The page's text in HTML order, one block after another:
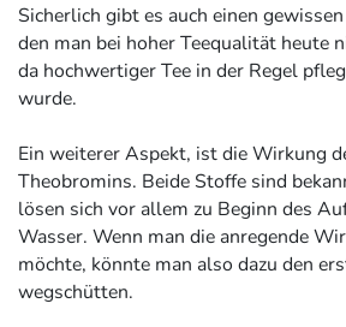
Sicherlich gibt es auch einen
den man bei hoher Teequalität heute
da hochwertiger Tee in der Regel
wurde.
Ein weiterer Aspekt, ist die Wirkung
Theobromins. Beide Stoffe sind
lösen sich vor allem zu Beginn des
Wasser. Wenn man die anregende
möchte, könnte man also dazu den
wegschütten.